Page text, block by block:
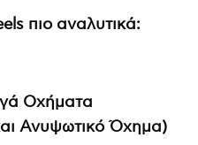
πιο αναλυτικά:
Οχήματα
Ανυψωτικό Όχημα)